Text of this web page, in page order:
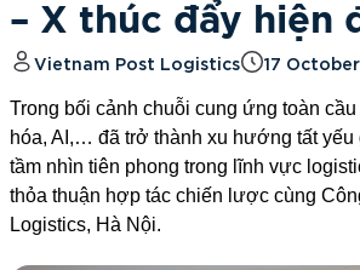
– X thúc đẩy hiện
Vietnam Post Logistics 17
Trong bối cảnh chuỗi cung ứng toàn
hóa, AI,… đã trở thành xu hướng tất
tầm nhìn tiên phong trong lĩnh vực
thỏa thuận hợp tác chiến lược cùng
Logistics, Hà Nội.